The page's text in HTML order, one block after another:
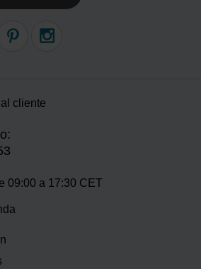
cliente
09:00 a 17:30 CET